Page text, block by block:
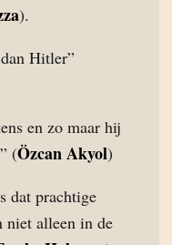
).
Hitler”
en zo maar hij
(Özcan Akyol)
dat prachtige
niet alleen in de